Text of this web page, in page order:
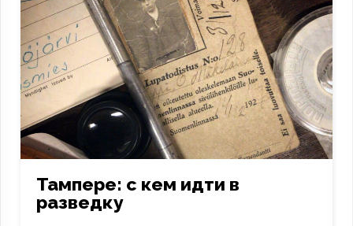
Тампере: с кем идти в
разведку